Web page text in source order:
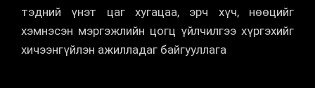
тэдний үнэт цаг хугацаа, эрч хүч, нөөцийг
хэмнэсэн мэргэжлийн цогц үйлчилгээ хүргэхийг
хичээнгүйлэн ажилладаг байгууллага